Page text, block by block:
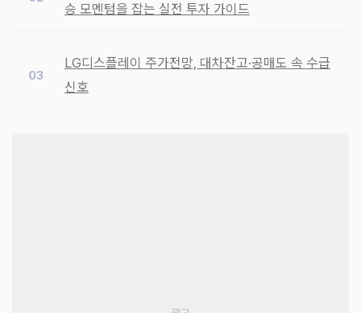
승 모멘텀을 잡는 실전 투자 가이드
LG디스플레이 주가전망, 대차잔고·공매도 속 수급
신호